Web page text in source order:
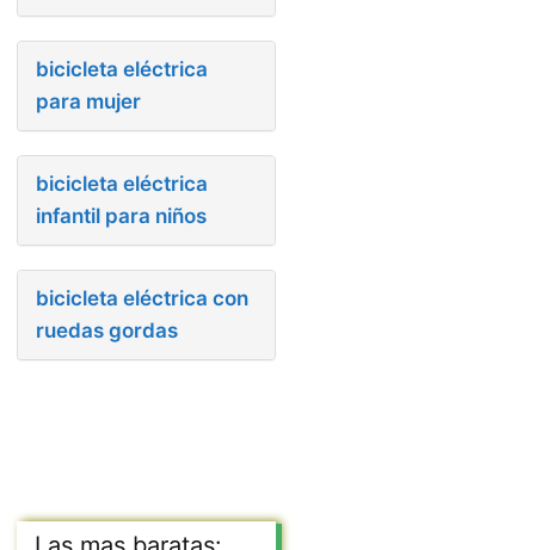
bicicleta eléctrica
para mujer
bicicleta eléctrica
infantil para niños
bicicleta eléctrica con
ruedas gordas